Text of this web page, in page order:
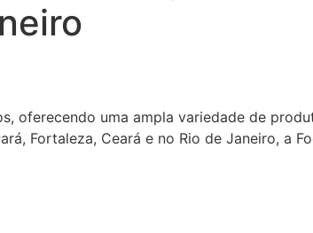
oferecendo uma ampla variedade de
Fortaleza, Ceará e no Rio de Janeiro, a